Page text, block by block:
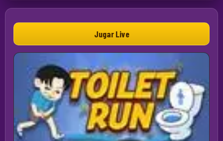
Jugar Live